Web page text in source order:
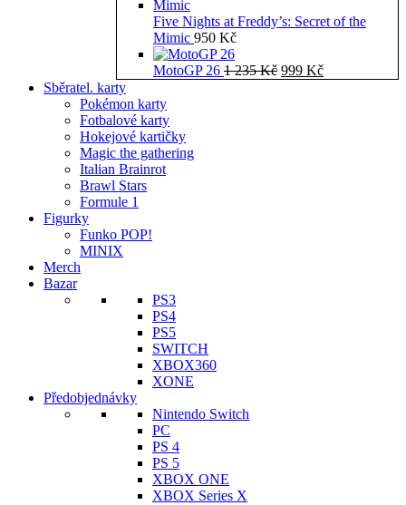
Five Nights at Freddy’s: Secret of the
Mimic 950 Kč
MotoGP 26 1 235Kč Původní
999 KčAktuální
Sběratel. karty
Pokémon karty
Fotbalové karty
Hokejové kartičky
Magic the gathering
Italian Brainrot
Brawl Stars
Formule 1
Figurky
Funko POP!
MINIX
Merch
Bazar
PS3
PS4
PS5
SWITCH
XBOX360
XONE
Předobjednávky
Nintendo Switch
PC
PS 4
PS 5
XBOX ONE
XBOX Series X